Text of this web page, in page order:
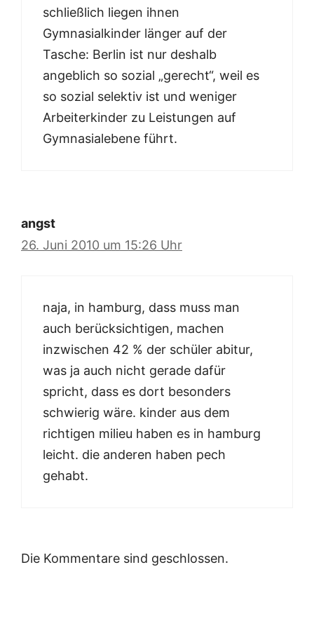
schließlich liegen ihnen
Gymnasialkinder länger auf der
Tasche: Berlin ist nur deshalb
angeblich so sozial „gerecht“, weil es
so sozial selektiv ist und weniger
Arbeiterkinder zu Leistungen auf
Gymnasialebene führt.
angst
26. Juni 2010 um 15:26 Uhr
naja, in hamburg, dass muss man
auch berücksichtigen, machen
inzwischen 42 % der schüler abitur,
was ja auch nicht gerade dafür
spricht, dass es dort besonders
schwierig wäre. kinder aus dem
richtigen milieu haben es in hamburg
leicht. die anderen haben pech
gehabt.
Die Kommentare sind geschlossen.